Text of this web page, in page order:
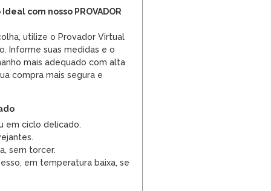
com nosso PROVADOR
utilize o Provador Virtual
Informe suas medidas e o
mais adequado com alta
compra mais segura e
em ciclo delicado.
sem torcer.
em temperatura baixa, se